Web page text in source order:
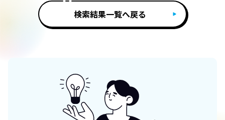
検索結果一覧へ戻る